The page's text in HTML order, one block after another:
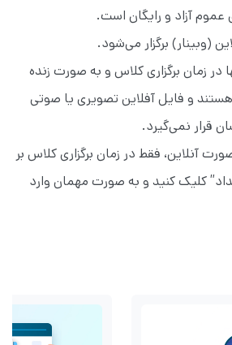
آزاد و رایگان است.
(وبینار) برگزار می‌شود.
در زمان برگزاری کلاس و به صورت زنده
و فایل آفلاین تصویری یا صوتی
قرار نمی‌گیرد.
آنلاین، فقط در زمان برگزاری کلاس بر
کلیک کنید و به صورت مهمان وارد